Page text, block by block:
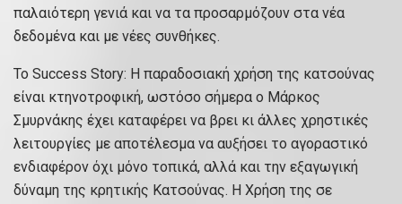
παλαιότερη γενιά και να τα προσαρμόζουν στα νέα
δεδομένα και με νέες συνθήκες.
Το Success Story: Η παραδοσιακή χρήση της κατσούνας
είναι κτηνοτροφική, ωστόσο σήμερα ο Μάρκος
Σμυρνάκης έχει καταφέρει να βρει κι άλλες χρηστικές
λειτουργίες με αποτέλεσμα να αυξήσει το αγοραστικό
ενδιαφέρον όχι μόνο τοπικά, αλλά και την εξαγωγική
δύναμη της κρητικής Κατσούνας. Η Χρήση της σε